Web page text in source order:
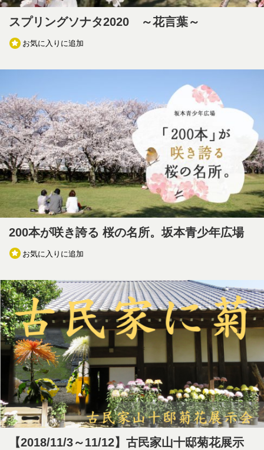
スプリングソナタ2020 ～花言葉～
お気に入りに追加
200本が咲き誇る 桜の名所。坂本青少年広場
お気に入りに追加
【2018/11/3～11/12】古民家山十邸菊花展示